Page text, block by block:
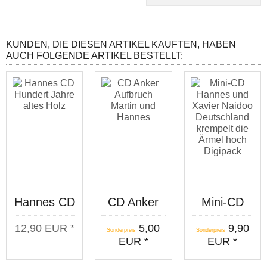
KUNDEN, DIE DIESEN ARTIKEL KAUFTEN, HABEN
AUCH FOLGENDE ARTIKEL BESTELLT:
Hannes CD
"Hundert
Jahre altes
12,90 EUR *
CD Anker
"Aufbruch"
Martin und
Hannes
Sonderpreis 5,00
EUR *
Mini-CD
Hannes und
Xavier
Naidoo
"Deutschland
Sonderpreis9,90
EUR *